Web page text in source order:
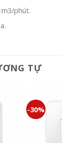
phút.
TỰ
-30%